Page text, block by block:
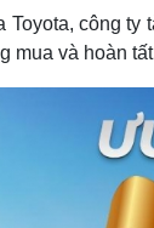
Nhà đẹp
Blog
Tình yêu - Gia
công ty
mua và hoàn